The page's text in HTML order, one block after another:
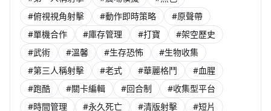
#俯視視角射擊
#動作即時策略
#原聲帶
#單機合作
#庫存管理 #打寶
#架空歷史
#武術
#溫馨 #生存恐怖
#生物收集
#第三人稱射擊
#老式 #華麗格鬥
#血腥
#跑酷
#關卡編輯 #回合制
#收集型平台
#時間管理
#永久死亡 #清版射擊 #短片